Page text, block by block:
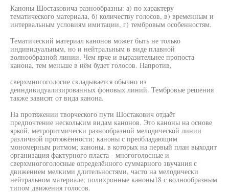
Каноны Шостаковича разнообразны: а) по характеру
тематического материала, б) количеству голосов, в) временным и
интервальным условиям имитации, г) тембровым особенностям.
Тематический материал канонов может быть не только
индивидуальным, но и нейтральным в виде плавной
волнообразной линии. Чем ярче и выразительнее пропоста
канона, тем меньше в нём будет голосов. Напротив,
сверхмногоголосие складывается обычно из
деиндивидуализированных фоновых линий. Тембровые решения
также зависят от вида канона.
На протяжении творческого пути Шостакович отдаёт
предпочтение нескольким видам канонов. Это каноны на основе
яркой, метроритмически разнообразной мелодической линии
различной протяжённости; каноны с преобладающим
мономерным ритмом; каноны, в которых на первый план выходит
организация фактурного пласта - многоголосные и
сверхмногоголосные определённого суммарного звучания с
движением мелкими длительностями, часто на мелодически
нейтральном материале; полихронные каноны18 с волнообразным
типом движения голосов.